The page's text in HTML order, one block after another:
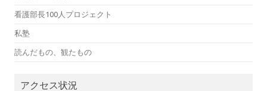
看護部長100人プロジェクト
私塾
読んだもの、観たもの
アクセス状況